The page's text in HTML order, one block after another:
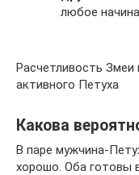
любое
Расчетливость Змеи
активного Петуха
Какова
В паре мужчина-
хорошо. Оба готовы